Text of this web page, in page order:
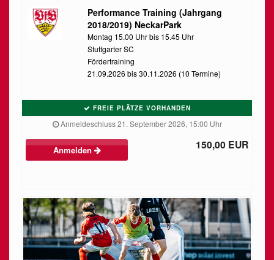
Performance Training (Jahrgang
2018/2019) NeckarPark
Montag 15.00 Uhr bis 15.45 Uhr
Stuttgarter SC
Fördertraining
21.09.2026 bis 30.11.2026 (10 Termine)
FREIE PLÄTZE VORHANDEN
Anmeldeschluss 21. September 2026, 15:00 Uhr
Anmelden 150,00 EUR